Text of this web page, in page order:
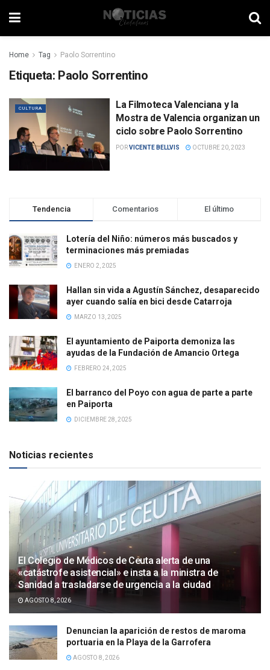
Home Tag Paolo Sorrentino
Etiqueta: Paolo Sorrentino
CULTURA
La Filmoteca Valenciana y la
Mostra de Valencia organizan un
ciclo sobre Paolo Sorrentino
PORVICENTE BELLVIS OCTUBRE 20, 2023
Tendencia Comentarios El último
Lotería del Niño: números más buscados y
terminaciones más premiadas
ENERO 2, 2025
Hallan sin vida a Agustín Sánchez, desaparecido
ayer cuando salía en bici desde Catarroja
MARZO 13, 2025
El ayuntamiento de Paiporta demoniza las
ayudas de la Fundación de Amancio Ortega
FEBRERO 24, 2025
El barranco del Poyo con agua de parte a parte
en Paiporta
DICIEMBRE 28, 2025
Noticias recientes
El Colegio de Médicos de Ceuta alerta de una
«catástrofe asistencial» e insta a la ministra de
Sanidad a trasladarse de urgencia a la ciudad
AGOSTO 8, 2026
Denuncian la aparición de restos de maroma
portuaria en la Playa de la Garrofera
AGOSTO 8, 2026